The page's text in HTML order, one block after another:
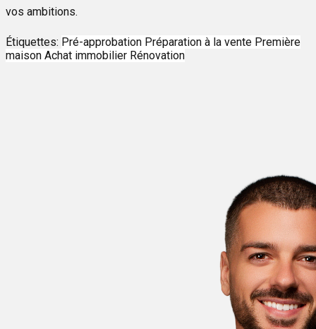
vos ambitions.
Étiquettes: Pré-approbation Préparation à la vente Première
maison Achat immobilier Rénovation